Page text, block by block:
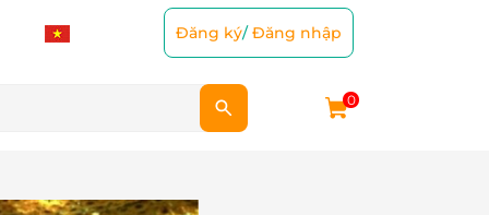
Đăng ký/Đăng nhập
0